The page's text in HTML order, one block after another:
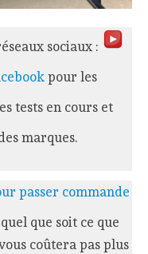
sociaux :
pour les
tests en cours et
marques.
passer commande
quel que soit ce que
coûtera pas plus